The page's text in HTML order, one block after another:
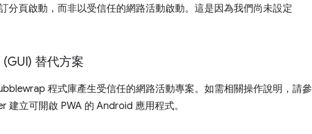
分頁啟動，而非以受信任的網路活動啟動。這是因為我們尚未設定
替代方案
程式庫產生受信任的網路活動專案。如需相關操作說明，請參
建立可開啟 PWA 的 Android 應用程式。